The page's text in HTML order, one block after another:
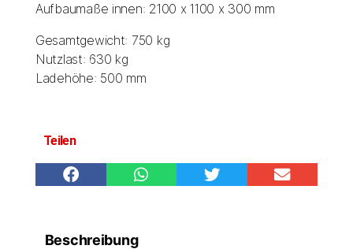
Aufbaumaße innen: 2100 x 1100 x 300 mm
Gesamtgewicht: 750 kg
Nutzlast: 630 kg
Ladehöhe: 500 mm
Teilen
Beschreibung